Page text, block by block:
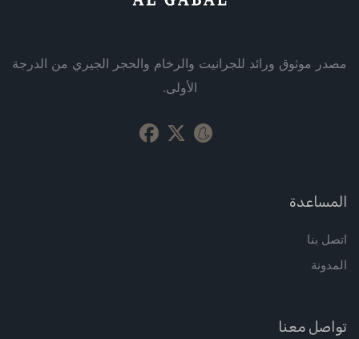
مصدر موثوق ورائد للجرانيت والرخام والحجر الجيري من الدرجة
الأولى.
المساعدة
اتصل بنا
المدونة
تواصل معنا